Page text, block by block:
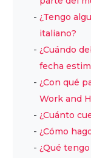
¿Tengo
italiano?
¿Cuándo
fecha
¿Con qué
Work and
¿Cuánto
¿Cómo
¿Qué